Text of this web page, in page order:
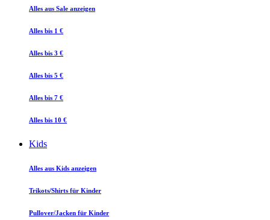
Alles aus Sale anzeigen
Alles bis 1 €
Alles bis 3 €
Alles bis 5 €
Alles bis 7 €
Alles bis 10 €
Kids
Alles aus Kids anzeigen
Trikots/Shirts für Kinder
Pullover/Jacken für Kinder